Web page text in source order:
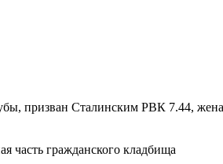
призван Сталинским РВК 7.44,
часть гражданского кладбища